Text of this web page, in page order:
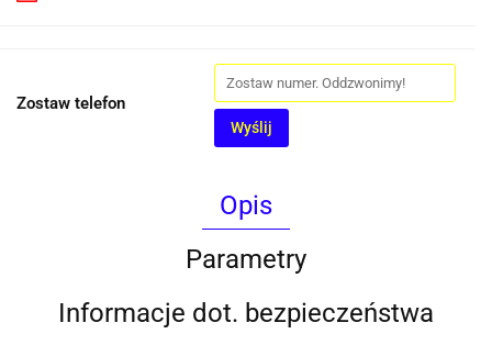
Zostaw telefon
Wyślij
Opis
Parametry
Informacje dot. bezpieczeństwa